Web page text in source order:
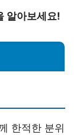
알아보세요!
한적한 분위